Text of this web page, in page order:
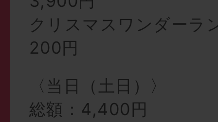
クリスマスワンダーラ
200円
〈当日（土日）〉
総額：4,400円